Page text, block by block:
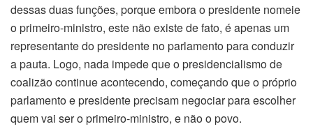
dessas duas funções, porque embora o presidente nomeie
o primeiro-ministro, este não existe de fato, é apenas um
representante do presidente no parlamento para conduzir
a pauta. Logo, nada impede que o presidencialismo de
coalizão continue acontecendo, começando que o próprio
parlamento e presidente precisam negociar para escolher
quem vai ser o primeiro-ministro, e não o povo.